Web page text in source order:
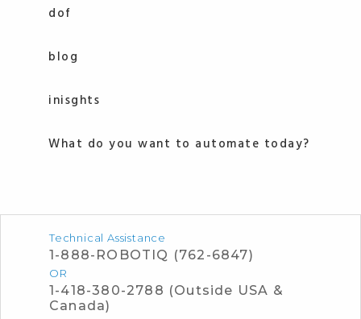
dof
blog
inisghts
What do you want to automate today?
Technical Assistance
1-888-ROBOTIQ (762-6847)
OR
1-418-380-2788 (Outside USA &
Canada)